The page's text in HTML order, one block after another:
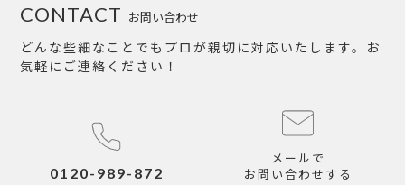
お問い合わせ
CONTACT
どんな些細なことでもプロが親切に対応いたします。お
気軽にご連絡ください！
0120-989-872
メールで
お問い合わせする